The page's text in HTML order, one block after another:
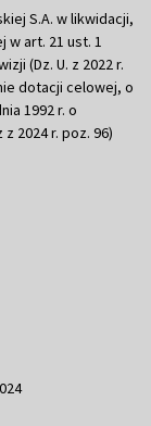
S.A. w likwidacji,
w art. 21 ust. 1
(Dz. U. z 2022 r.
dotacji celowej, o
1992 r. o
2024 r. poz. 96)